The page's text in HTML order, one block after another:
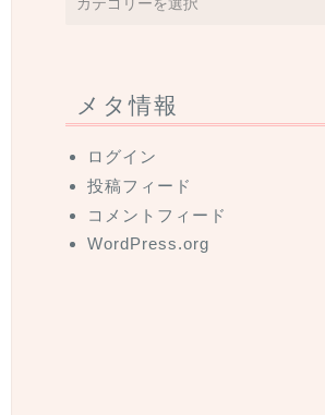
メタ情報
ログイン
投稿フィード
コメントフィード
WordPress.org